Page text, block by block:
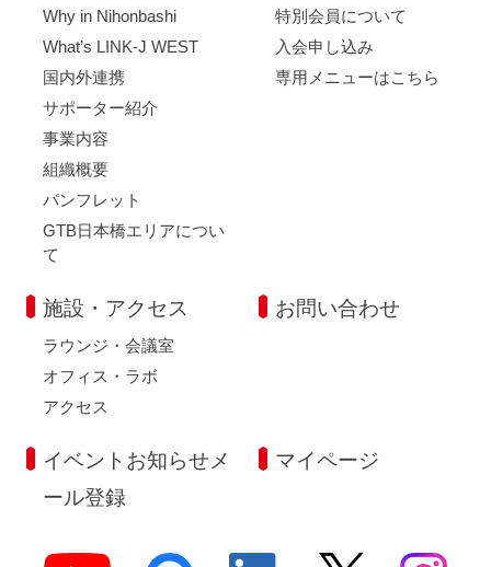
Why in Nihonbashi
What’s LINK-J WEST
国内外連携
サポーター紹介
事業内容
組織概要
パンフレット
GTB日本橋エリアについ
て
特別会員について
入会申し込み
専用メニューはこちら
施設・アクセス
ラウンジ・会議室
オフィス・ラボ
アクセス
お問い合わせ
イベントお知らせメ
ール登録
マイページ